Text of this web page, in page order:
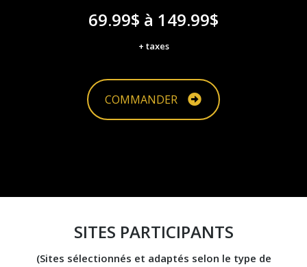
69.99$ à 149.99$
+ taxes
COMMANDER
SITES PARTICIPANTS
(Sites sélectionnés et adaptés selon le type de